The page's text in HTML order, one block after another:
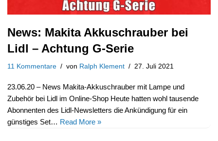
News: Makita Akkuschrauber bei
Lidl – Achtung G-Serie
11 Kommentare von Ralph Klement 27. Juli 2021
23.06.20 – News Makita-Akkuschrauber mit Lampe und
Zubehör bei Lidl im Online-Shop Heute hatten wohl tausende
Abonnenten des Lidl-Newsletters die Ankündigung für ein
günstiges Set… Read More »